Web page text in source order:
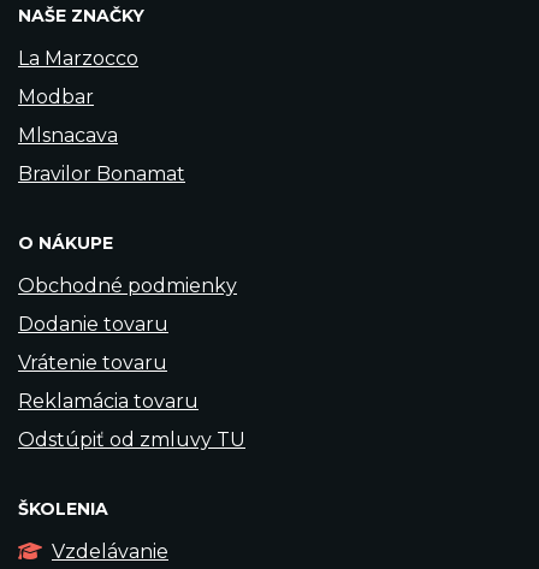
NAŠE ZNAČKY
La Marzocco
Modbar
Mlsnacava
Bravilor Bonamat
O NÁKUPE
Obchodné podmienky
Dodanie tovaru
Vrátenie tovaru
Reklamácia tovaru
Odstúpiť od zmluvy TU
ŠKOLENIA
Vzdelávanie